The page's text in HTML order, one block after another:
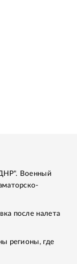
Военный
после налета
регионы, где